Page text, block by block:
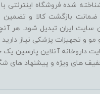
شده فروشگاه اینترنتی
بازگشت کالا و
سایت ایران تبدیل شود. هر
و تجهیزات پزشکی نیاز
داروخانه آنلاین پارسین
های ویژه و پیشنهاد های